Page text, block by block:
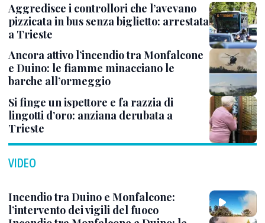
Aggredisce i controllori che l’avevano
pizzicata in bus senza biglietto: arrestata
a Trieste
Ancora attivo l’incendio tra Monfalcone
e Duino: le fiamme minacciano le
barche all’ormeggio
Si finge un ispettore e fa razzia di
lingotti d’oro: anziana derubata a
Trieste
VIDEO
Incendio tra Duino e Monfalcone:
l’intervento dei vigili del fuoco